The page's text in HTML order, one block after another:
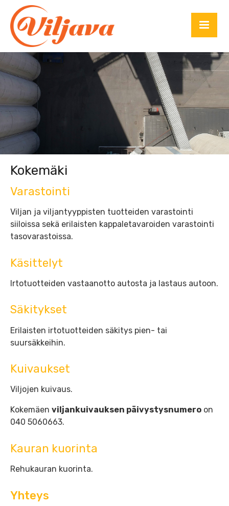
Kokemäki
Varastointi
Viljan ja viljantyyppisten tuotteiden varastointi
siiloissa sekä erilaisten kappaletavaroiden varastointi
tasovarastoissa.
Käsittelyt
Irtotuotteiden vastaanotto autosta ja lastaus autoon.
Säkitykset
Erilaisten irtotuotteiden säkitys pien- tai
suursäkkeihin.
Kuivaukset
Viljojen kuivaus.
Kokemäen viljankuivauksen päivystysnumero on
040 5060663.
Kauran kuorinta
Rehukauran kuorinta.
Yhteys